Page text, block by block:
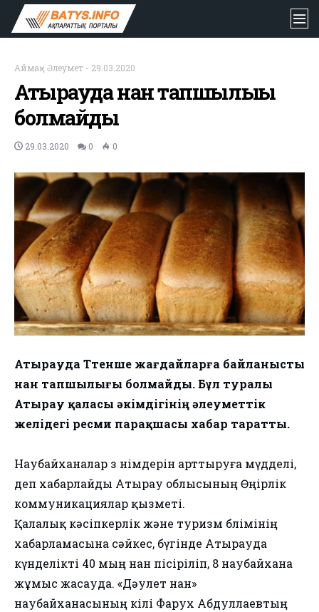
Аймақ- Әлеумет - 29.03.2020
Атырауда нан тапшылығы
болмайды
29.03.2020 0 0
Атырауда Төтенше жағдайларға байланысты
нан тапшылығы болмайды. Бұл туралы
Атырау қаласы әкімдігінің әлеуметтік
желідегі ресми парақшасы хабар таратты.
Наубайханалар өз өнімдерін арттыруға мүдделі,
деп хабарлайды Атырау облысының Өңірлік
коммуникациялар қызметі.
Қалалық кәсіпкерлік және туризм бөлімінің
хабарламасына сәйкес, бүгінде Атырауда
күнделікті 40 мың нан пісіріліп, 8 наубайхана
жұмыс жасауда. «Дәулет нан»
наубайханасының өкілі Фарух Абдуллаевтың